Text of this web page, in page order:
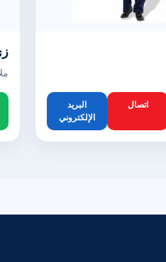
اتصال
البريد
الإلكتروني